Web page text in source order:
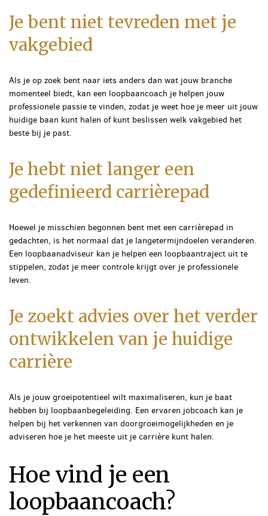
Je bent niet tevreden met je
vakgebied
Als je op zoek bent naar iets anders dan wat jouw branche
momenteel biedt, kan een loopbaancoach je helpen jouw
professionele passie te vinden, zodat je weet hoe je meer uit jouw
huidige baan kunt halen of kunt beslissen welk vakgebied het
beste bij je past.
Je hebt niet langer een
gedefinieerd carrièrepad
Hoewel je misschien begonnen bent met een carrièrepad in
gedachten, is het normaal dat je langetermijndoelen veranderen.
Een loopbaanadviseur kan je helpen een loopbaantraject uit te
stippelen, zodat je meer controle krijgt over je professionele
leven.
Je zoekt advies over het verder
ontwikkelen van je huidige
carrière
Als je jouw groeipotentieel wilt maximaliseren, kun je baat
hebben bij loopbaanbegeleiding. Een ervaren jobcoach kan je
helpen bij het verkennen van doorgroeimogelijkheden en je
adviseren hoe je het meeste uit je carrière kunt halen.
Hoe vind je een
loopbaancoach?